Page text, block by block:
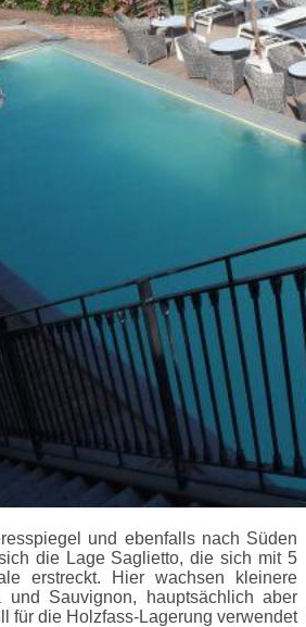
und ebenfalls nach Süden
die Lage Saglietto, die sich mit 5
erstreckt. Hier wachsen kleinere
und Sauvignon, hauptsächlich aber
für die Holzfass-Lagerung verwendet